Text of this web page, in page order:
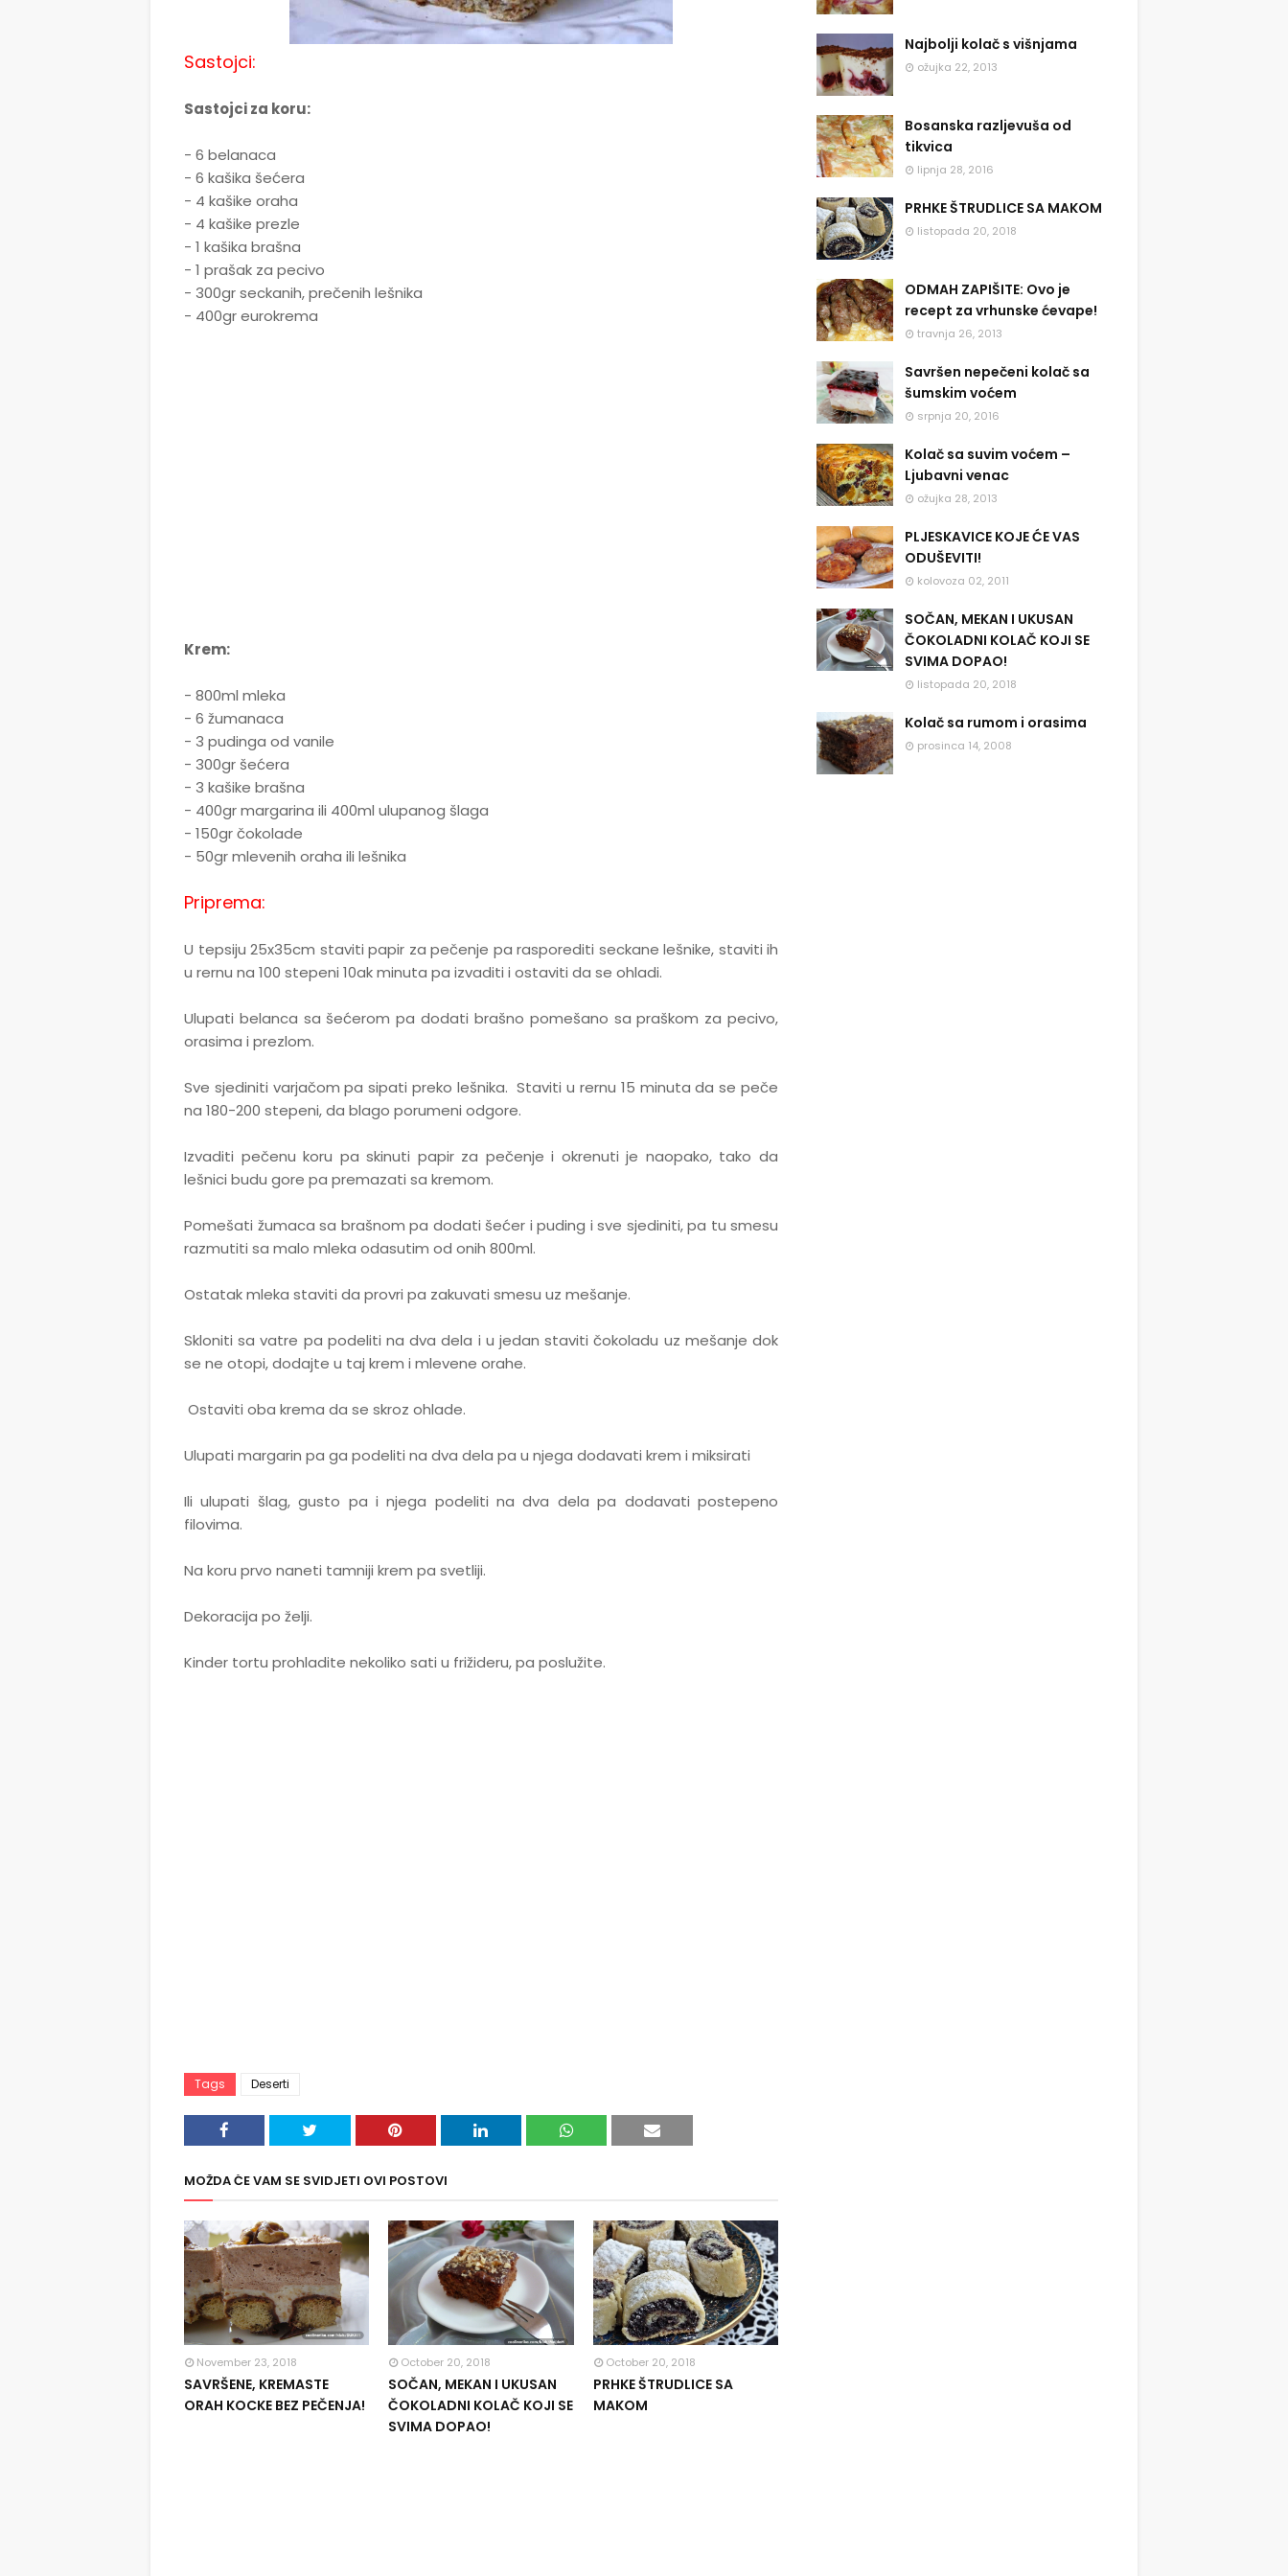
Sastojci:
Sastojci za koru:
- 6 belanaca
- 6 kašika šećera
- 4 kašike oraha
- 4 kašike prezle
- 1 kašika brašna
- 1 prašak za pecivo
- 300gr seckanih, prečenih lešnika
- 400gr eurokrema
Krem:
- 800ml mleka
- 6 žumanaca
- 3 pudinga od vanile
- 300gr šećera
- 3 kašike brašna
- 400gr margarina ili 400ml ulupanog šlaga
- 150gr čokolade
- 50gr mlevenih oraha ili lešnika
Priprema:
U tepsiju 25x35cm staviti papir za pečenje pa rasporediti seckane lešnike, staviti ih
u rernu na 100 stepeni 10ak minuta pa izvaditi i ostaviti da se ohladi.
Ulupati belanca sa šećerom pa dodati brašno pomešano sa praškom za pecivo,
orasima i prezlom.
Sve sjediniti varjačom pa sipati preko lešnika. Staviti u rernu 15 minuta da se peče
na 180-200 stepeni, da blago porumeni odgore.
Izvaditi pečenu koru pa skinuti papir za pečenje i okrenuti je naopako, tako da
lešnici budu gore pa premazati sa kremom.
Pomešati žumaca sa brašnom pa dodati šećer i puding i sve sjediniti, pa tu smesu
razmutiti sa malo mleka odasutim od onih 800ml.
Ostatak mleka staviti da provri pa zakuvati smesu uz mešanje.
Skloniti sa vatre pa podeliti na dva dela i u jedan staviti čokoladu uz mešanje dok
se ne otopi, dodajte u taj krem i mlevene orahe.
Ostaviti oba krema da se skroz ohlade.
Ulupati margarin pa ga podeliti na dva dela pa u njega dodavati krem i miksirati
Ili ulupati šlag, gusto pa i njega podeliti na dva dela pa dodavati postepeno
filovima.
Na koru prvo naneti tamniji krem pa svetliji.
Dekoracija po želji.
Kinder tortu prohladite nekoliko sati u frižideru, pa poslužite.
Tags Deserti
MOŽDA ĆE VAM SE SVIDJETI OVI POSTOVI
November 23, 2018
SAVRŠENE, KREMASTE
ORAH KOCKE BEZ PEČENJA!
October 20, 2018
SOČAN, MEKAN I UKUSAN
ČOKOLADNI KOLAČ KOJI SE
SVIMA DOPAO!
October 20, 2018
PRHKE ŠTRUDLICE SA
MAKOM
Najbolji kolač s višnjama
ožujka 22, 2013
Bosanska razljevuša od
tikvica
lipnja 28, 2016
PRHKE ŠTRUDLICE SA MAKOM
listopada 20, 2018
ODMAH ZAPIŠITE: Ovo je
recept za vrhunske ćevape!
travnja 26, 2013
Savršen nepečeni kolač sa
šumskim voćem
srpnja 20, 2016
Kolač sa suvim voćem –
Ljubavni venac
ožujka 28, 2013
PLJESKAVICE KOJE ĆE VAS
ODUŠEVITI!
kolovoza 02, 2011
SOČAN, MEKAN I UKUSAN
ČOKOLADNI KOLAČ KOJI SE
SVIMA DOPAO!
listopada 20, 2018
Kolač sa rumom i orasima
prosinca 14, 2008